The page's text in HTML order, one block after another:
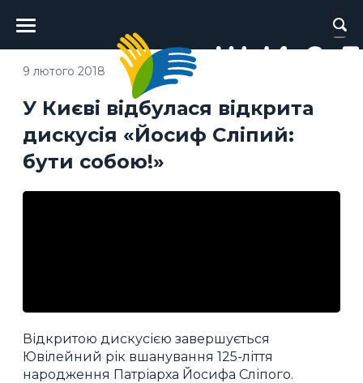
Головне
меню
У Києві відбулася відкрита
дискусія «Йосиф Сліпий:
бути собою!»
9 лютого 2018
Відкритою дискусією завершується
Ювілейний рік вшанування 125-ліття
народження Патріарха Йосифа Сліпого.